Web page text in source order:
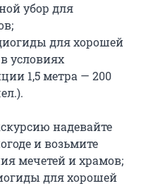
убор для
для хорошей
условиях
1,5 метра — 200
надевайте
и возьмите
мечетей и храмов;
для хорошей